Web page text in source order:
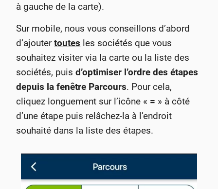
à gauche de la carte).
Sur mobile, nous vous conseillons d’abord
d’ajoutertoutes les sociétés que vous
souhaitez visiter via la carte ou la liste des
sociétés, puisd’optimiser l’ordre des étapes
depuis la fenêtre Parcours. Pour cela,
cliquez longuement sur l’icône « = » à côté
d’une étape puis relâchez-la à l’endroit
souhaité dans la liste des étapes.